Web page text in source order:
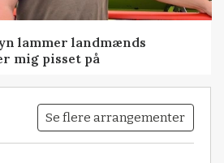
lammer landmænds
mig pisset på
Se flere arrangementer